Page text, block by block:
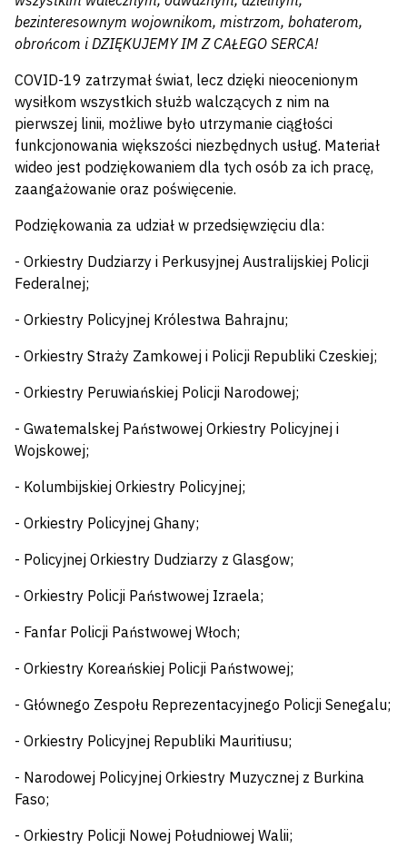
bezinteresownym wojownikom, mistrzom, bohaterom,
obrońcom i DZIĘKUJEMY IM Z CAŁEGO SERCA!
COVID-19 zatrzymał świat, lecz dzięki nieocenionym
wysiłkom wszystkich służb walczących z nim na
pierwszej linii, możliwe było utrzymanie ciągłości
funkcjonowania większości niezbędnych usług. Materiał
wideo jest podziękowaniem dla tych osób za ich pracę,
zaangażowanie oraz poświęcenie.
Podziękowania za udział w przedsięwzięciu dla:
- Orkiestry Dudziarzy i Perkusyjnej Australijskiej Policji
Federalnej;
- Orkiestry Policyjnej Królestwa Bahrajnu;
- Orkiestry Straży Zamkowej i Policji Republiki Czeskiej;
- Orkiestry Peruwiańskiej Policji Narodowej;
- Gwatemalskej Państwowej Orkiestry Policyjnej i
Wojskowej;
- Kolumbijskiej Orkiestry Policyjnej;
- Orkiestry Policyjnej Ghany;
- Policyjnej Orkiestry Dudziarzy z Glasgow;
- Orkiestry Policji Państwowej Izraela;
- Fanfar Policji Państwowej Włoch;
- Orkiestry Koreańskiej Policji Państwowej;
- Głównego Zespołu Reprezentacyjnego Policji Senegalu;
- Orkiestry Policyjnej Republiki Mauritiusu;
- Narodowej Policyjnej Orkiestry Muzycznej z Burkina
Faso;
- Orkiestry Policji Nowej Południowej Walii;